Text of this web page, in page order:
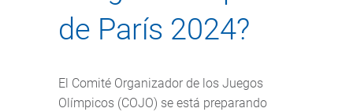
de París 2024?
El Comité Organizador de los Juegos
Olímpicos (COJO) se está preparando